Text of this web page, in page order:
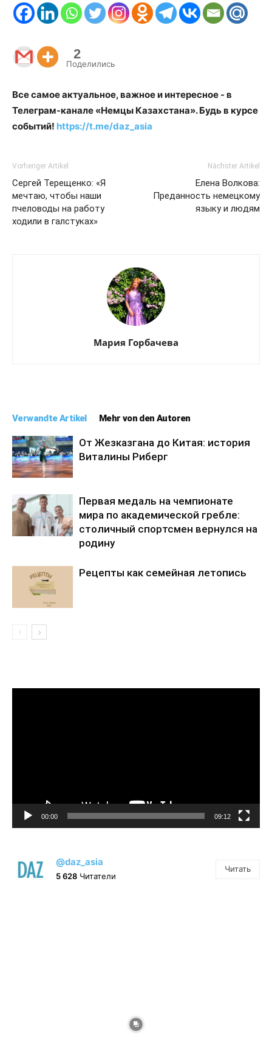
2
Поделились
Все самое актуальное, важное и интересное - в
Телеграм-канале «Немцы Казахстана». Будь в курсе
событий! https://t.me/daz_asia
Vorheriger Artikel
Сергей Терещенко: «Я
мечтаю, чтобы наши
пчеловоды на работу
ходили в галстуках»
Nächster Artikel
Елена Волкова:
Преданность немецкому
языку и людям
Мария Горбачева
Verwandte Artikel Mehr von den Autoren
От Жезказгана до Китая: история
Виталины Риберг
Первая медаль на чемпионате
мира по академической гребле:
столичный спортсмен вернулся на
родину
Рецепты как семейная летопись
00:00 09:12
@daz_asia
5 628 Читатели
Читать